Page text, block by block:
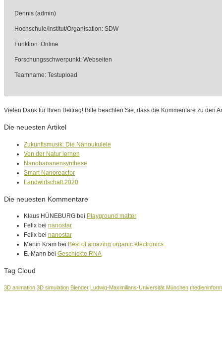
Dennis (admin)
Hochschule/Institut/Organisation: SDW
Funktion: Online
Forschungsschwerpunkt: Webseiten
Teamname: Testupload
Vielen Dank für Ihren Beitrag! Bitte beachten Sie, dass die Kommentare zu
Die neuesten Artikel
Zukunftsmusik: Die Nanoukulele
Von der Natur lernen
Nanobananensynthese
Smart Nanoreactor
Landwirtschaft 2020
Die neuesten Kommentare
Klaus HÜNEBURG bei Playground matter
Felix bei nanostar
Felix bei nanostar
Martin Kram bei Best of amazing organic electronics
E. Mann bei Geschickte RNA
Tag Cloud
3D animation 3D simulation Blender Ludwig-Maximilians-Universität München